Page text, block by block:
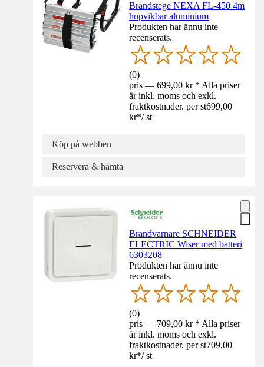
Brandstege NEXA FL-450 4m
hopvikbar aluminium
Produkten har ännu inte
recenserats.
(0)
pris — 699,00 kr * Alla priser
är inkl. moms och exkl.
fraktkostnader. per st699,00
kr*/ st
Köp på webben
Reservera & hämta
Brandvarnare SCHNEIDER
ELECTRIC Wiser med batteri
6303208
Produkten har ännu inte
recenserats.
(0)
pris — 709,00 kr * Alla priser
är inkl. moms och exkl.
fraktkostnader. per st709,00
kr*/ st